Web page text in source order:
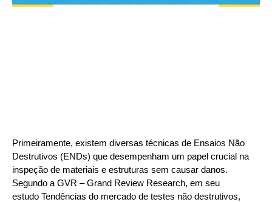
Primeiramente, existem diversas técnicas de Ensaios Não
Destrutivos (ENDs) que desempenham um papel crucial na
inspeção de materiais e estruturas sem causar danos.
Segundo a GVR – Grand Review Research, em seu
estudo Tendências do mercado de testes não destrutivos,